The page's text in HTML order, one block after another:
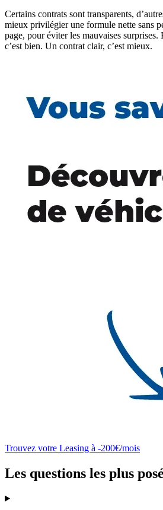
Certains contrats sont transparents,
mieux privilégier une formule nette sans
page, pour éviter les mauvaises
c’est bien. Un contrat clair, c’est mieux.
Trouvez votre Leasing à -200€/mois
Les questions les plus